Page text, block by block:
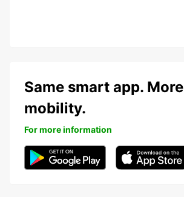
Same smart app. More
mobility.
For more information